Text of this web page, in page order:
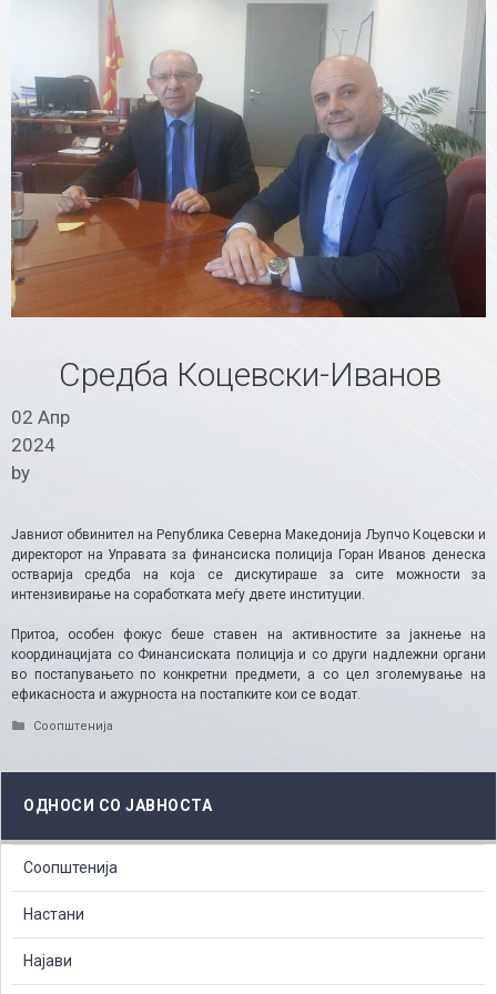
Средба Коцевски-Иванов
02 Апр
2024
by
Јавниот обвинител на Република Северна Македонија Љупчо Коцевски и
директорот на Управата за финансиска полиција Горан Иванов денеска
остварија средба на која се дискутираше за сите можности за
интензивирање на соработката меѓу двете институции.
Притоа, особен фокус беше ставен на активностите за јакнење на
координацијата со Финансиската полиција и со други надлежни органи
во постапувањето по конкретни предмети, а со цел зголемување на
ефикасноста и ажурноста на постапките кои се водат.
Categories
Соопштенија
ОДНОСИ СО ЈАВНОСТА
Соопштенија
Настани
Најави